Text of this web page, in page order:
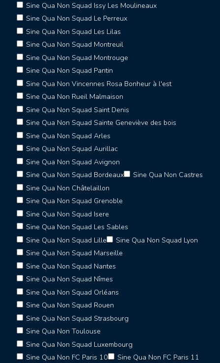
Sine Qua Non Squad Issy Les Moulineaux
Sine Qua Non Squad Le Perreux
Sine Qua Non Squad Les Lilas
Sine Qua Non Squad Montreuil
Sine Qua Non Squad Montrouge
Sine Qua Non Squad Pantin
Sine Qua Non Vincennes Rosa Bonheur à l'est
Sine Qua Non Rueil Malmaison
Sine Qua Non Squad Saint Denis
Sine Qua Non Squad Sainte Geneviève des bois
Sine Qua Non Squad Arles
Sine Qua Non Squad Aurillac
Sine Qua Non Squad Avignon
Sine Qua Non Squad Bordeaux
Sine Qua Non Castres
Sine Qua Non Châtelaillon
Sine Qua Non Squad Grenoble
Sine Qua Non Squad Isere
Sine Qua Non Squad Les Sables
Sine Qua Non Squad Lille
Sine Qua Non Squad Lyon
Sine Qua Non Squad Marseille
Sine Qua Non Squad Nantes
Sine Qua Non Squad Nîmes
Sine Qua Non Squad Orléans
Sine Qua Non Squad Rouen
Sine Qua Non Squad Strasbourg
Sine Qua Non Toulouse
Sine Qua Non Squad Luxembourg
Sine Qua Non FC Paris 10
Sine Qua Non FC Paris 11